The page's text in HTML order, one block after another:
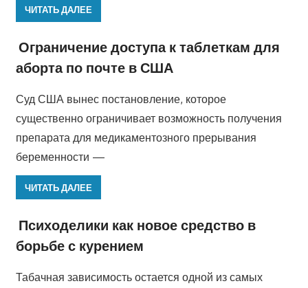
ЧИТАТЬ ДАЛЕЕ
Ограничение доступа к таблеткам для
аборта по почте в США
Суд США вынес постановление, которое
существенно ограничивает возможность получения
препарата для медикаментозного прерывания
беременности —
ЧИТАТЬ ДАЛЕЕ
Психоделики как новое средство в
борьбе с курением
Табачная зависимость остается одной из самых